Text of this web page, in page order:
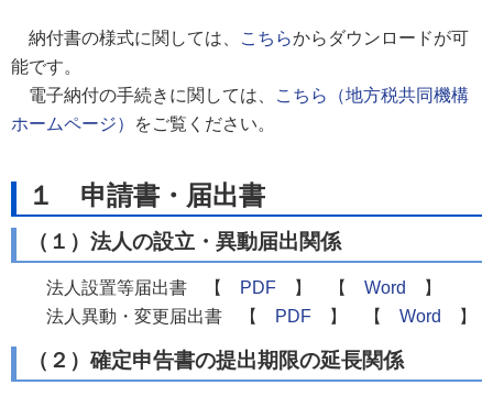
納付書の様式に関しては、 こちらからダウンロードが可
能です。
電子納付の手続きに関しては、
こちら（地方税共同機構
ホームページ）
をご覧ください。
１ 申請書・届出書
（１）法人の設立・異動届出関係
法人設置等届出書 【 PDF 】 【 Word
】
法人異動・変更届出書 【
PDF 】 【 Word 】
（２）確定申告書の提出期限の延長関係